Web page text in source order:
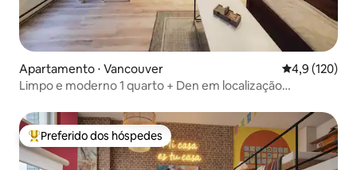
Apartamento ⋅ Vancouver 4,9 de uma
4,9 (120)
Limpo e moderno 1 quarto + Den em localização
Entre os melhores preferidos dos hóspedes
Preferido dos hóspedes